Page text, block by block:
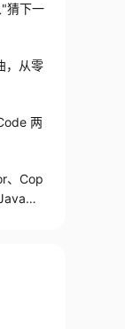
猜下一
，从零
两
、Cop
开